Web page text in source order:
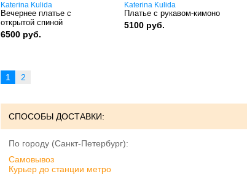
Katerina Kulida
Вечернее платье с
открытой спиной
6500 руб.
Katerina Kulida
Платье с рукавом-кимоно
5100 руб.
1 2
СПОСОБЫ ДОСТАВКИ:
По городу (Санкт-Петербург):
Cамовывоз
Курьер до станции метро